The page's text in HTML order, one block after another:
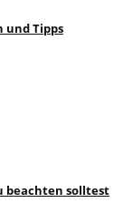
und Tipps
beachten solltest